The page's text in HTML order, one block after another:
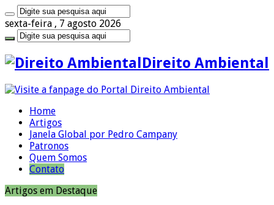
sexta-feira , 7 agosto 2026
Direito Ambiental
Home
Artigos
Janela Global por Pedro Campany
Patronos
Quem Somos
Contato
Artigos em Destaque